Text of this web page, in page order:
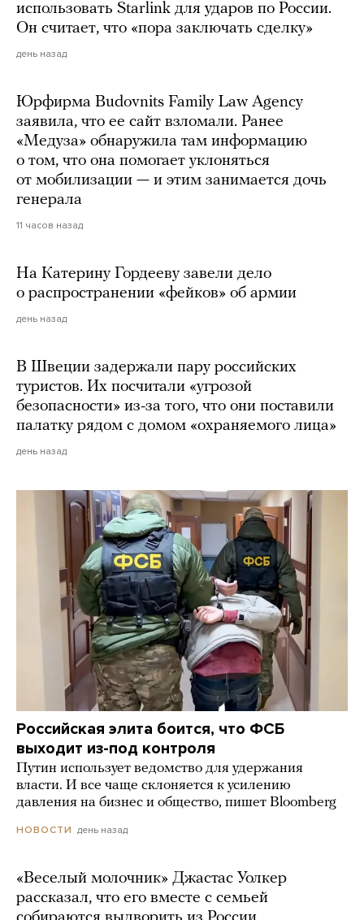
использовать Starlink для ударов по России.
Он считает, что «пора заключать сделку»
день назад
Юрфирма Budovnits Family Law Agency
заявила, что ее сайт взломали. Ранее
«Медуза» обнаружила там информацию
о том, что она помогает уклоняться
от мобилизации — и этим занимается дочь
генерала
11 часов назад
На Катерину Гордееву завели дело
о распространении «фейков» об армии
день назад
В Швеции задержали пару российских
туристов. Их посчитали «угрозой
безопасности» из-за того, что они поставили
палатку рядом с домом «охраняемого лица»
день назад
Российская элита боится, что ФСБ
выходит из-под контроля
Путин использует ведомство для удержания
власти. И все чаще склоняется к усилению
давления на бизнес и общество, пишет Bloomberg
НОВОСТИ день назад
«Веселый молочник» Джастас Уолкер
рассказал, что его вместе с семьей